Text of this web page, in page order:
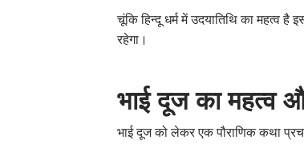
चूंकि हिन्दू धर्म में उदयातिथि का महत्व
रहेगा।
भाई दूज का महत्व
भाई दूज को लेकर एक पौराणिक कथा